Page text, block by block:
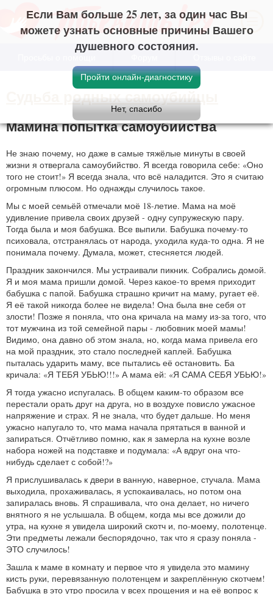
Если Вам больше 25 лет, за один час Вы
можете узнать основные причины Вашего
душевного состояния.
Судьба родных самоубийцы
Мамина попытка самоубийства
Не знаю почему, но даже в самые тяжёлые минуты в своей
жизни я отвергала самоубийство. Я всегда говорила себе: «Оно
того не стоит!» Я всегда знала, что всё наладится. Это я считаю
огромным плюсом. Но однажды случилось такое.
Мы с моей семьёй отмечали моё 18-летие. Мама на моё
удивление привела своих друзей - одну супружескую пару.
Тогда была и моя бабушка. Все выпили. Бабушка почему-то
психовала, отстранялась от народа, уходила куда-то одна. Я не
понимала почему. Думала, может, стесняется людей.
Праздник закончился. Мы устраивали пикник. Собрались домой.
Я и моя мама пришли домой. Через какое-то время приходит
бабушка с папой. Бабушка страшно кричит на маму, ругает её.
Я её такой никогда более не видела! Она была вне себя от
злости! Позже я поняла, что она кричала на маму из-за того, что
тот мужчина из той семейной пары - любовник моей мамы!
Видимо, она давно об этом знала, но, когда мама привела его
на мой праздник, это стало последней каплей. Бабушка
пыталась ударить маму, все пытались её остановить. Ба
кричала: «Я ТЕБЯ УБЬЮ!!!» А мама ей: «Я САМА СЕБЯ УБЬЮ!»
Я тогда ужасно испугалась. В общем каким-то образом все
перестали орать друг на друга, но в воздухе повисло ужасное
напряжение и страх. Я не знала, что будет дальше. Но меня
ужасно напугало то, что мама начала прятаться в ванной и
запираться. Отчётливо помню, как я замерла на кухне возле
набора ножей на подставке и подумала: «А вдруг она что-
нибудь сделает с собой!?»
Я прислушивалась к двери в ванную, наверное, стучала. Мама
выходила, прохаживалась, я успокаивалась, но потом она
запиралась вновь. Я спрашивала, что она делает, но ничего
внятного я не услышала. В общем, когда мы все дожили до
утра, на кухне я увидела широкий скотч и, по-моему, полотенце.
Эти предметы лежали беспорядочно, так что я сразу поняла -
ЭТО случилось!
Зашла к маме в комнату и первое что я увидела это мамину
кисть руки, перевязанную полотенцем и закреплённую скотчем!
Бабушка в это утро просила у всех прощения и на её вопрос к